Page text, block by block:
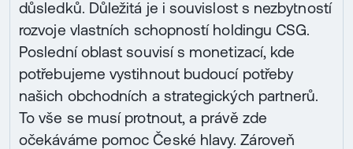
důsledků. Důležitá je i souvislost s nezbytností
rozvoje vlastních schopností holdingu CSG.
Poslední oblast souvisí s monetizací, kde
potřebujeme vystihnout budoucí potřeby
našich obchodních a strategických partnerů.
To vše se musí protnout, a právě zde
očekáváme pomoc České hlavy. Zároveň